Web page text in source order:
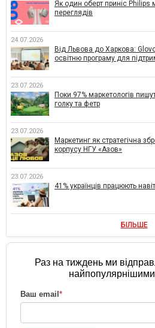
Як один оберт приніс Philips
переглядів
24.07.2026
Від Львова до Харкова:
освітню програму для
23.07.2026
Поки 97% маркетологів
голку та фетр
23.07.2026
Маркетинг як стратегічна
корпусу НГУ «Азов»
23.07.2026
41% українців працюють
БІЛЬШЕ
Раз на тиждень ми
Ваш email *